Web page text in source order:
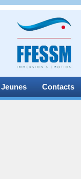
Jeunes Contacts